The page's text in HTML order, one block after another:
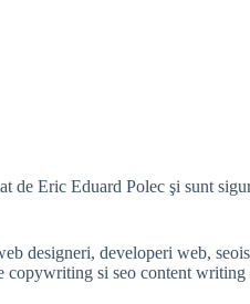
de Eric Eduard Polec şi sunt
designeri, developeri web,
copywriting si seo content writing